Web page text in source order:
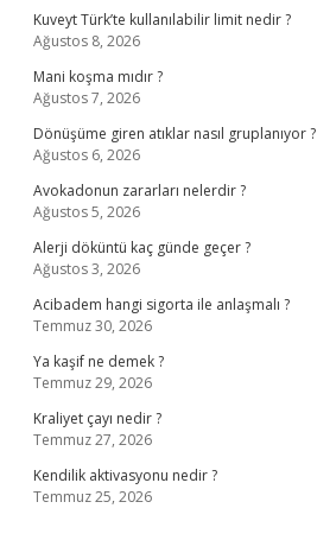
Kuveyt Türk’te kullanılabilir limit nedir ?
Ağustos 8, 2026
Mani koşma mıdır ?
Ağustos 7, 2026
Dönüşüme giren atıklar nasıl gruplanıyor ?
Ağustos 6, 2026
Avokadonun zararları nelerdir ?
Ağustos 5, 2026
Alerji döküntü kaç günde geçer ?
Ağustos 3, 2026
Acibadem hangi sigorta ile anlaşmalı ?
Temmuz 30, 2026
Ya kaşif ne demek ?
Temmuz 29, 2026
Kraliyet çayı nedir ?
Temmuz 27, 2026
Kendilik aktivasyonu nedir ?
Temmuz 25, 2026